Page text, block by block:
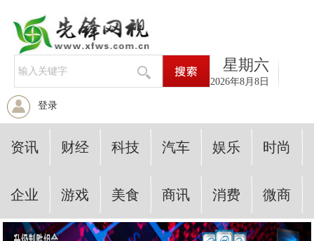
星期六
2026年8月8日
登录
资讯 财经 科技 汽车 娱乐 时尚
企业 游戏 美食 商讯 消费 微商